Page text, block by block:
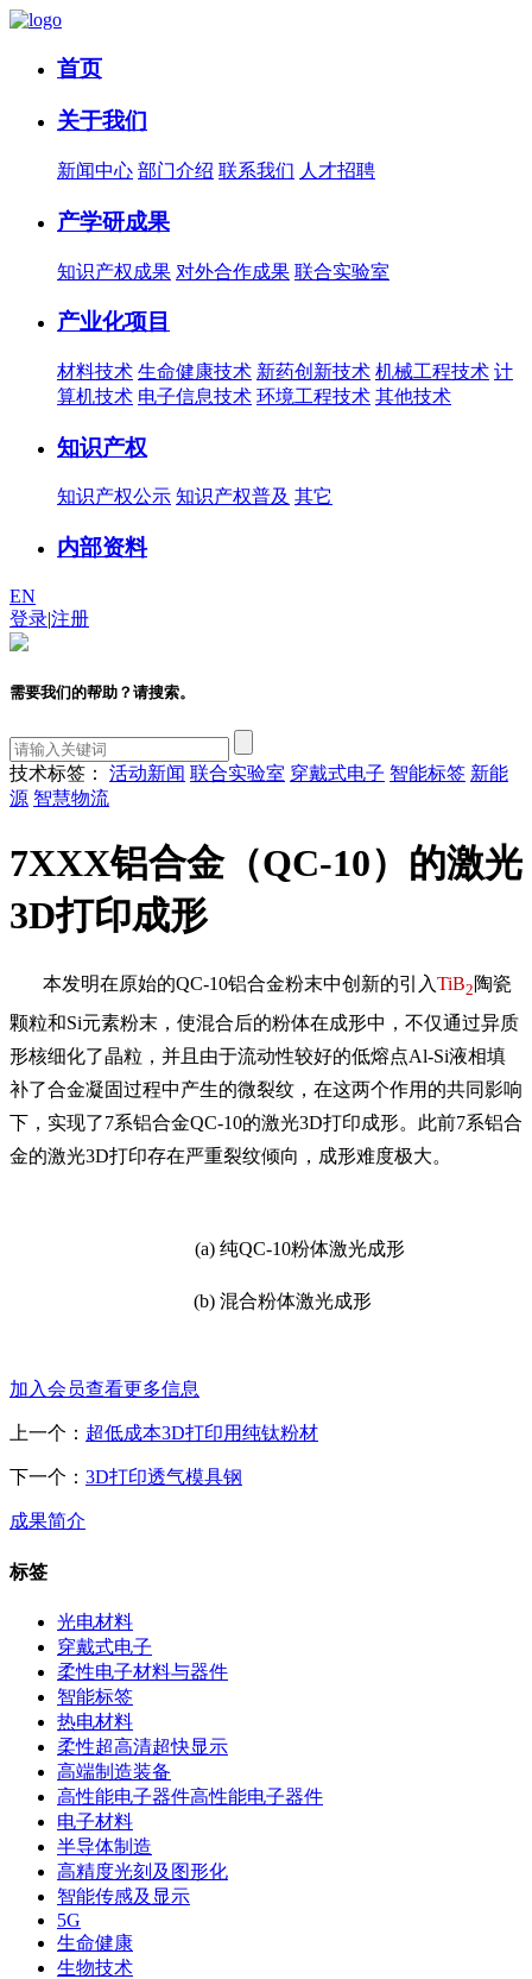
首页
关于我们
新闻中心 部门介绍 联系我们 人才招聘
产学研成果
知识产权成果 对外合作成果 联合实验室
产业化项目
材料技术 生命健康技术 新药创新技术 机械工程技术 计
算机技术 电子信息技术 环境工程技术 其他技术
知识产权
知识产权公示 知识产权普及 其它
内部资料
EN
登录|注册
需要我们的帮助？请搜索。
技术标签： 活动新闻 联合实验室 穿戴式电子 智能标签 新能
源 智慧物流
7XXX铝合金（QC-10）的激光
3D打印成形
本发明在原始的QC-10铝合金粉末中创新的引入TiB2 陶瓷
颗粒和Si元素粉末，使混合后的粉体在成形中，不仅通过异质
形核细化了晶粒，并且由于流动性较好的低熔点Al-Si液相填
补了合金凝固过程中产生的微裂纹，在这两个作用的共同影响
下，实现了7系铝合金QC-10的激光3D打印成形。此前7系铝合
金的激光3D打印存在严重裂纹倾向，成形难度极大。
(a) 纯QC-10粉体激光成形
(b) 混合粉体激光成形
加入会员查看更多信息
上一个： 超低成本3D打印用纯钛粉材
下一个： 3D打印透气模具钢
成果简介
标签
光电材料
穿戴式电子
柔性电子材料与器件
智能标签
热电材料
柔性超高清超快显示
高端制造装备
高性能电子器件高性能电子器件
电子材料
半导体制造
高精度光刻及图形化
智能传感及显示
5G
生命健康
生物技术